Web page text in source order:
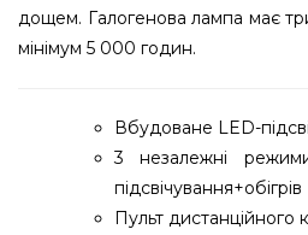
дощем. Галогенова лампа має
мінімум 5 000 годин.
Вбудоване LED-
3 незалежні режими:
підсвічування+обігрів
Пульт дистанційного